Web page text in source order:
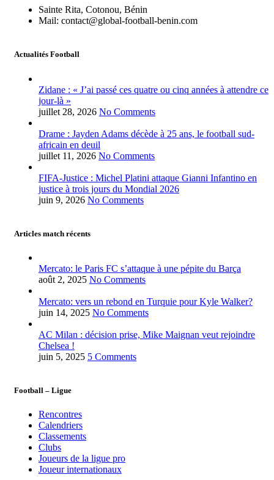
Sainte Rita, Cotonou, Bénin
Mail: contact@global-football-benin.com
Actualités Football
Zidane : « J’ai passé ces quatre ou cinq années à attendre ce
jour-là »
juillet 28, 2026 No Comments
Drame : Jayden Adams décède à 25 ans, le football sud-
africain en deuil
juillet 11, 2026 No Comments
FIFA-Justice : Michel Platini attaque Gianni Infantino en
justice à trois jours du Mondial 2026
juin 9, 2026 No Comments
Articles match récents
Mercato: le Paris FC s’attaque à une pépite du Barça
août 2, 2025 No Comments
Mercato: vers un rebond en Turquie pour Kyle Walker?
juin 14, 2025 No Comments
AC Milan : décision prise, Mike Maignan veut rejoindre
Chelsea !
juin 5, 2025 5 Comments
Football – Ligue
Rencontres
Calendriers
Classements
Clubs
Joueurs de la ligue pro
Joueur internationaux